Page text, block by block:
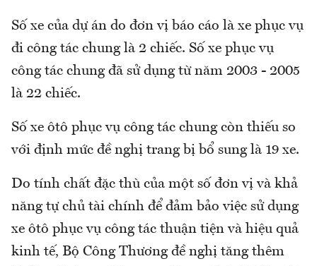
Số xe của dự án do đơn vị báo cáo là xe phục vụ
đi công tác chung là 2 chiếc. Số xe phục vụ
công tác chung đã sử dụng từ năm 2003 - 2005
là 22 chiếc.
Số xe ôtô phục vụ công tác chung còn thiếu so
với định mức đề nghị trang bị bổ sung là 19 xe.
Do tính chất đặc thù của một số đơn vị và khả
năng tự chủ tài chính để đảm bảo việc sử dụng
xe ôtô phục vụ công tác thuận tiện và hiệu quả
kinh tế, Bộ Công Thương đề nghị tăng thêm